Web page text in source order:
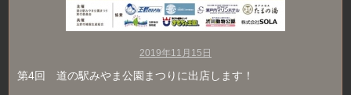
2019年11月15日
第4回 道の駅みやま公園まつりに出店します！